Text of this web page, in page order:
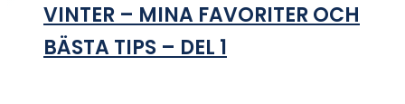
VINTER – MINA FAVORITER OCH
BÄSTA TIPS – DEL 1